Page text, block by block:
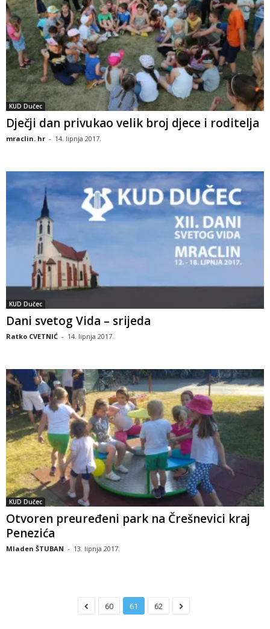
KUD Dučec
Dječji dan privukao velik broj djece i roditelja
mraclin. hr - 14. lipnja 2017.
KUD Dučec
Dani svetog Vida – srijeda
Ratko CVETNIĆ - 14. lipnja 2017.
KUD Dučec
Otvoren preuređeni park na Črešnevici kraj
Penezića
Mladen ŠTUBAN - 13. lipnja 2017.
60 61 62